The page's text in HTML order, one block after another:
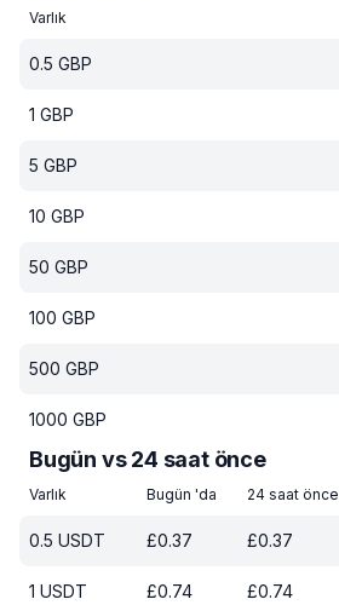
Varlık
0.5 GBP
1 GBP
5 GBP
10 GBP
50 GBP
100 GBP
500 GBP
1000 GBP
Bugün vs 24 saat önce
Varlık Bugün 'da 24 saat önce
0.5 USDT £0.37 £0.37
1 USDT £0.74 £0.74